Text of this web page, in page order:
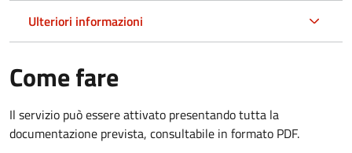
Ulteriori informazioni
Come fare
Il servizio può essere attivato presentando tutta la
documentazione prevista, consultabile in formato PDF.